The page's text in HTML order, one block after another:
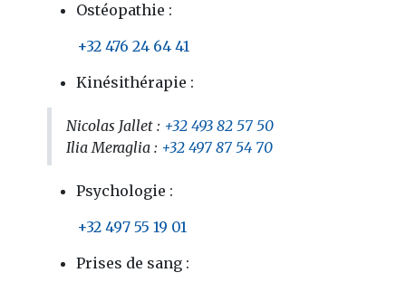
Ostéopathie :
​+32 476 24 64 41
Kinésithérapie :
Nicolas Jallet : +32 493 82 57 50
Ilia Meraglia : +32 497 87 54 70
Psychologie :
​+32 497 55 19 01
Prises de sang :